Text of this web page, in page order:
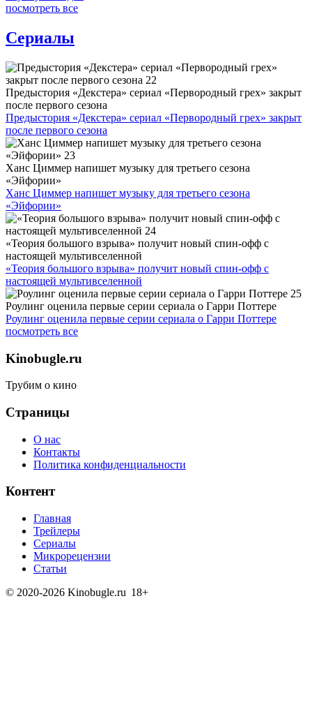
посмотреть все
Сериалы
Предыстория «Декстера» сериал «Первородный грех» закрыт
после первого сезона
Предыстория «Декстера» сериал «Первородный грех» закрыт
после первого сезона
Ханс Циммер напишет музыку для третьего сезона
«Эйфории»
Ханс Циммер напишет музыку для третьего сезона
«Эйфории»
«Теория большого взрыва» получит новый спин-офф с
настоящей мультивселенной
«Теория большого взрыва» получит новый спин-офф с
настоящей мультивселенной
Роулинг оценила первые серии сериала о Гарри Поттере
Роулинг оценила первые серии сериала о Гарри Поттере
посмотреть все
Kinobugle.ru
Трубим о кино
Страницы
О нас
Контакты
Политика конфиденциальности
Контент
Главная
Трейлеры
Сериалы
Микрорецензии
Статьи
© 2020-2026 Kinobugle.ru 18+